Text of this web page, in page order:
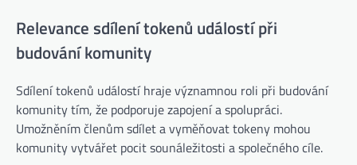
Relevance sdílení tokenů událostí při
budování komunity
Sdílení tokenů událostí hraje významnou roli při budování
komunity tím, že podporuje zapojení a spolupráci.
Umožněním členům sdílet a vyměňovat tokeny mohou
komunity vytvářet pocit sounáležitosti a společného cíle.